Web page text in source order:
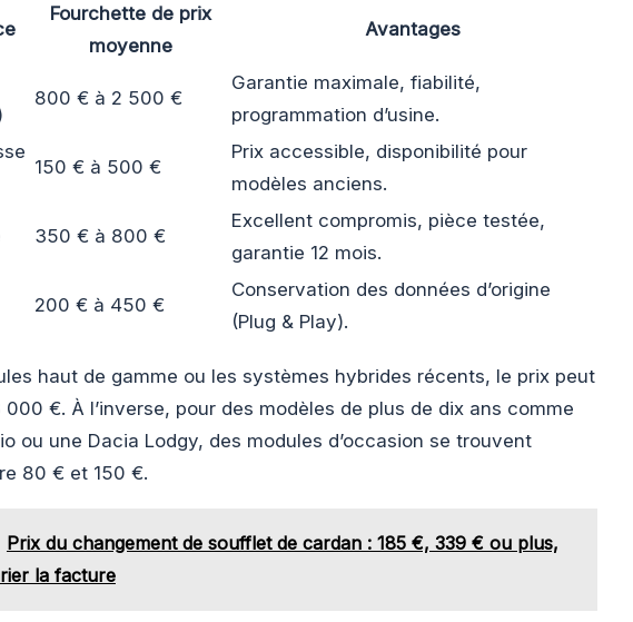
Fourchette de prix
moyenne
Avantages
800 € à 2 500 €
Garantie maximale, fiabilité,
programmation d’usine.
150 € à 500 €
Prix accessible, disponibilité pour
modèles anciens.
350 € à 800 €
Excellent compromis, pièce testée,
garantie 12 mois.
200 € à 450 €
Conservation des données d’origine
(Plug & Play).
haut de gamme ou les systèmes hybrides récents, le prix peut
€. À l’inverse, pour des modèles de plus de dix ans comme
ou une Dacia Lodgy, des modules d’occasion se trouvent
80 € et 150 €.
Prix du changement de soufflet de cardan : 185 €, 339 € ou plus,
la facture